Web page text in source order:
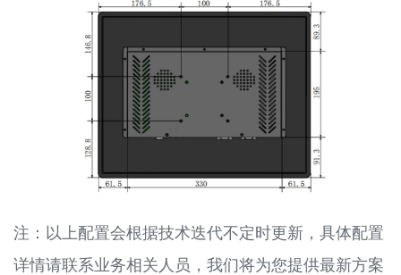
注：以上配置会根据技术迭代不定时更新，具体配置
详情请联系业务相关人员，我们将为您提供最新方案